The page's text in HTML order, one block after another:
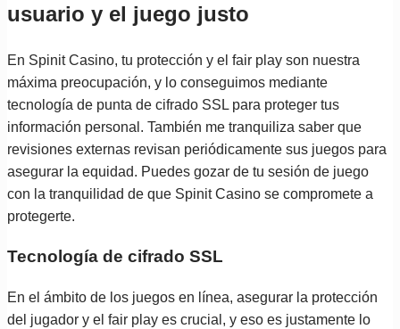
usuario y el juego justo
En Spinit Casino, tu protección y el fair play son nuestra
máxima preocupación, y lo conseguimos mediante
tecnología de punta de cifrado SSL para proteger tus
información personal. También me tranquiliza saber que
revisiones externas revisan periódicamente sus juegos para
asegurar la equidad. Puedes gozar de tu sesión de juego
con la tranquilidad de que Spinit Casino se compromete a
protegerte.
Tecnología de cifrado SSL
En el ámbito de los juegos en línea, asegurar la protección
del jugador y el fair play es crucial, y eso es justamente lo